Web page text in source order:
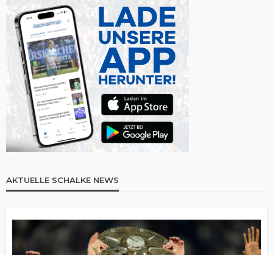
AKTUELLE SCHALKE NEWS